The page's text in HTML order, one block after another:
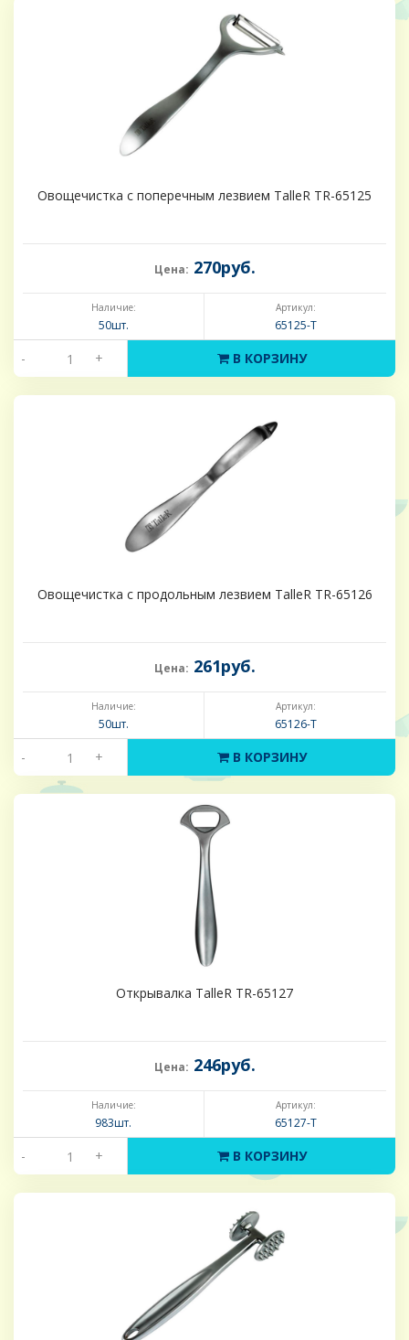
Овощечистка с поперечным лезвием TalleR TR-65125
Цена: 270руб.
Наличие:
50шт.
Артикул:
65125-Т
- + В КОРЗИНУ
Овощечистка с продольным лезвием TalleR TR-65126
Цена: 261руб.
Наличие:
50шт.
Артикул:
65126-Т
- + В КОРЗИНУ
Открывалка TalleR TR-65127
Цена: 246руб.
Наличие:
983шт.
Артикул:
65127-Т
- + В КОРЗИНУ